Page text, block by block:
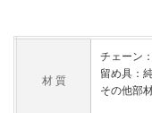
材 質
チェーン
留め具：
その他部